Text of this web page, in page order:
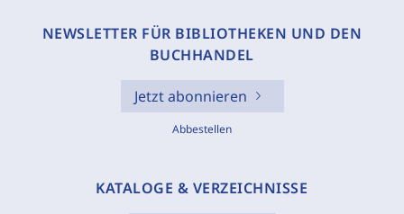
NEWSLETTER FÜR BIBLIOTHEKEN UND DEN
BUCHHANDEL
Jetzt abonnieren
Abbestellen
KATALOGE & VERZEICHNISSE